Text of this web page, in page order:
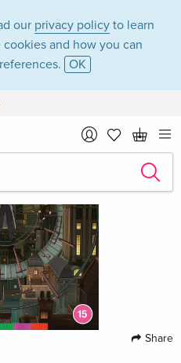
our privacy policy to learn
and how you can
OK
Share